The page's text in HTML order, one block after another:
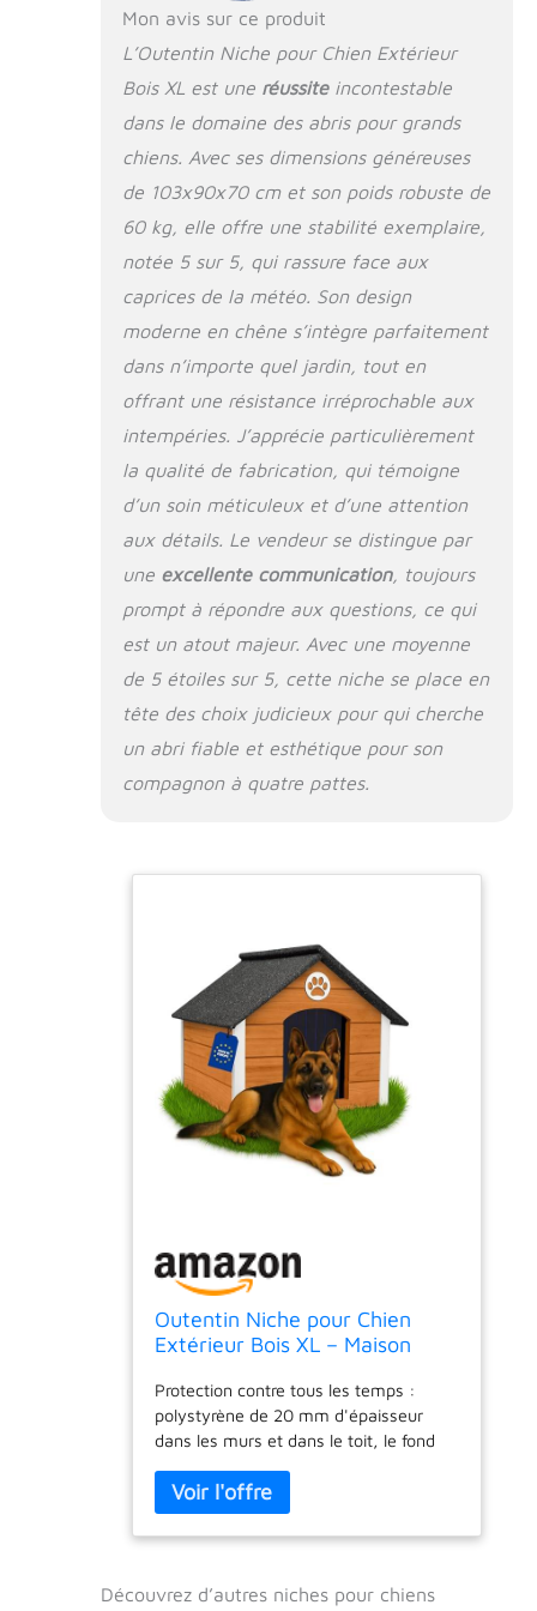
garantit aucune odeur désagréable et
Montage facile : grâce aux trous pré-
percés, la niche pour chien peut être
montée rapidement et sans effort sans
risque de dommages ou de cassures.
Le fond solide et scellé garantit une
excellente isolation et résistance, ce
chiens plus lourds et offre un confort
total.
Mon avis sur ce produit
L’Outentin Niche pour Chien Extérieur
Bois XL est une réussiteincontestable
dans le domaine des abris pour grands
chiens. Avec ses dimensions généreuses
de 103x90x70 cm et son poids robuste de
60 kg, elle offre une stabilité exemplaire,
notée 5 sur 5, qui rassure face aux
caprices de la météo. Son design
moderne en chêne s’intègre parfaitement
dans n’importe quel jardin, tout en
offrant une résistance irréprochable aux
intempéries. J’apprécie particulièrement
la qualité de fabrication, qui témoigne
d’un soin méticuleux et d’une attention
aux détails. Le vendeur se distingue par
une excellente communication, toujours
prompt à répondre aux questions, ce qui
est un atout majeur. Avec une moyenne
de 5 étoiles sur 5, cette niche se place en
tête des choix judicieux pour qui cherche
un abri fiable et esthétique pour son
compagnon à quatre pattes.
Outentin Niche pour Chien
Extérieur Bois XL – Maison
Chiens Jardin XL avec Toit
Incliné Résistant – Bâtiment
Stable et Design Moderne pour
Grand Chiens –
103x90x70cm,Chêne
Protection contre tous les temps :
polystyrène de 20 mm d'épaisseur
dans les murs et dans le toit, le fond
efficacement votre animal de
compagnie de la pluie, du vent et de la
neige. La maison pour chien offre de la
agréable pendant les journées
Découvrez d’autres niches pour chiens